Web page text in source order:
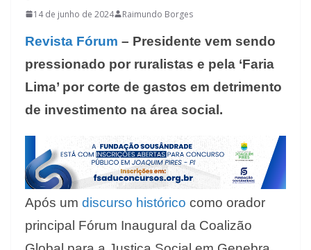
14 de junho de 2024 Raimundo Borges
Revista Fórum – Presidente vem sendo
pressionado por ruralistas e pela ‘Faria
Lima’ por corte de gastos em detrimento
de investimento na área social.
Após um discurso histórico como orador
principal Fórum Inaugural da Coalizão